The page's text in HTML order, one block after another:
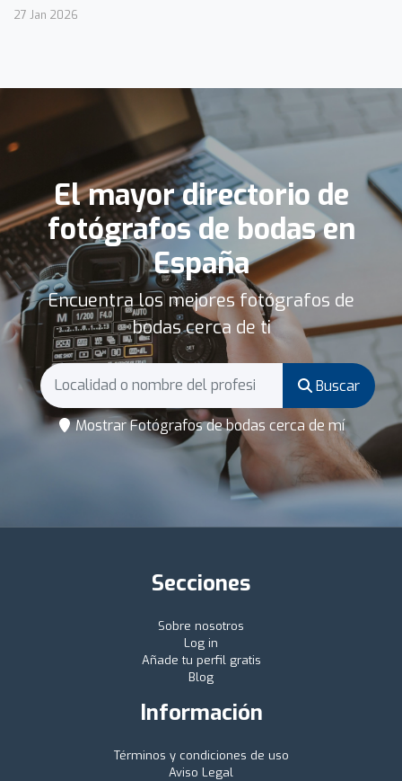
27 Jan 2026
El mayor directorio de
fotógrafos de bodas en
España
Encuentra los mejores fotógrafos de
bodas cerca de ti
Buscar
Mostrar Fotógrafos de bodas cerca de mí
Secciones
Sobre nosotros
Log in
Añade tu perfil gratis
Blog
Información
Términos y condiciones de uso
Aviso Legal